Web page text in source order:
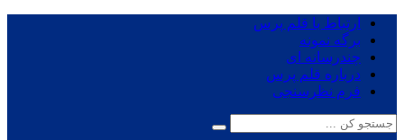
ارتباط با قلم پرس
برگه نمونه
چندرسانه ای
درباره قلم پرس
فرم نظرسنجی